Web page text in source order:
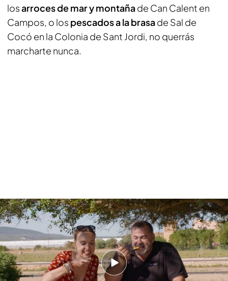
losarroces de mar y montañade Can Calent en
Campos, o los pescados a la brasade Sal de
Cocó en la Colonia de Sant Jordi, no querrás
marcharte nunca.
Así es la gastronomía de Mallorca: langosta, arroz de mar y montaña y
mucho más
DÓNDE DORMIR:
El sur de Mallorca ofrece alojamiento para todos
los gustos y presupuestos. Si buscas relax y